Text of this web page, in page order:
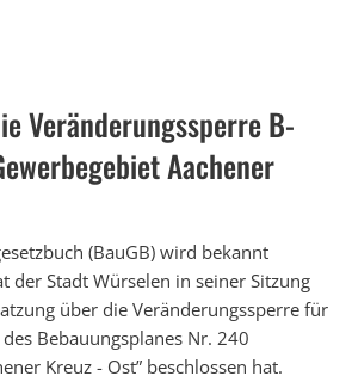
Veränderungssperre B-
Aachener
(BauGB) wird bekannt
der Stadt Würselen in seiner Sitzung
über die Veränderungssperre für
Bebauungsplanes Nr. 240
Kreuz - Ost” beschlossen hat.